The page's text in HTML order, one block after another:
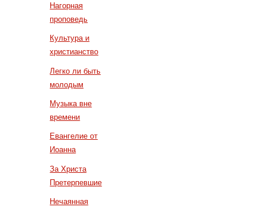
Нагорная
проповедь
Культура и
христианство
Легко ли быть
молодым
Музыка вне
времени
Евангелие от
Иоанна
За Христа
Претерпевшие
Нечаянная